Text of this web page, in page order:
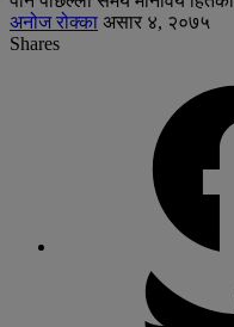
अनोज रोक्का असार ४, २०७५
Shares